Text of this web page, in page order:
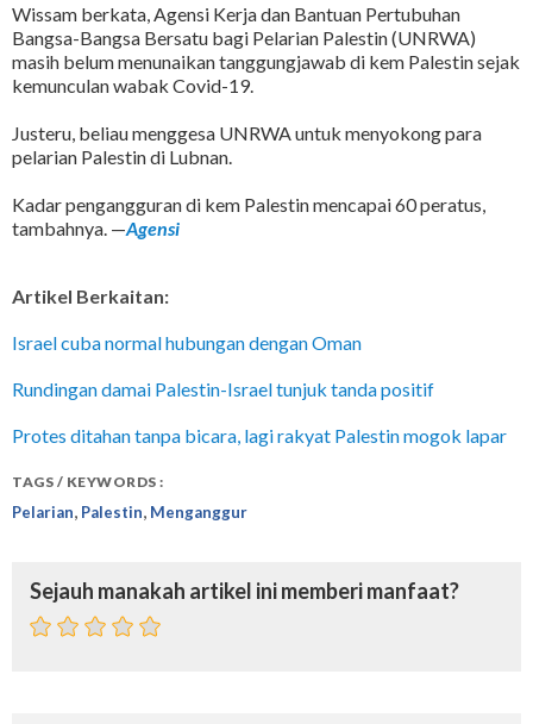
Wissam berkata, Agensi Kerja dan Bantuan Pertubuhan
Bangsa-Bangsa Bersatu bagi Pelarian Palestin (UNRWA)
masih belum menunaikan tanggungjawab di kem Palestin sejak
kemunculan wabak Covid-19.
Justeru, beliau menggesa UNRWA untuk menyokong para
pelarian Palestin di Lubnan.
Kadar pengangguran di kem Palestin mencapai 60 peratus,
tambahnya. —Agensi
Artikel Berkaitan:
Israel cuba normal hubungan dengan Oman
Rundingan damai Palestin-Israel tunjuk tanda positif
Protes ditahan tanpa bicara, lagi rakyat Palestin mogok lapar
TAGS / KEYWORDS :
Pelarian Palestin Menganggur
Sejauh manakah artikel ini memberi manfaat?